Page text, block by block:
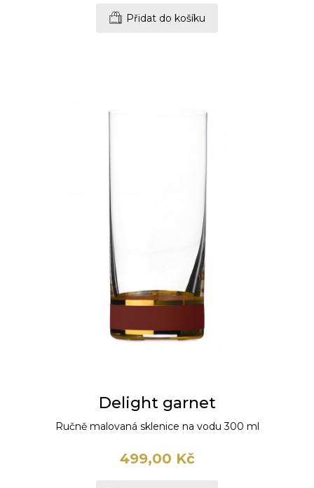
Přidat do košíku
Delight garnet
Ručně malovaná sklenice na vodu 300 ml
499,00 Kč